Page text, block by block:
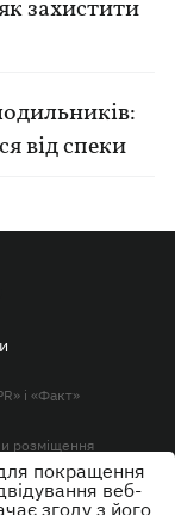
захистити
від спеки
і «Факт»
розміщення
покращення
веб-
згоду з його